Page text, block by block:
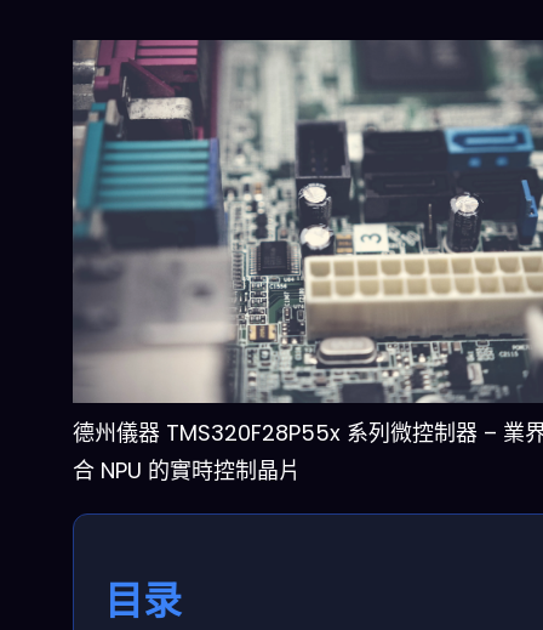
德州儀器 TMS320F28P55x 系列微控制器 – 業
合 NPU 的實時控制晶片
目录